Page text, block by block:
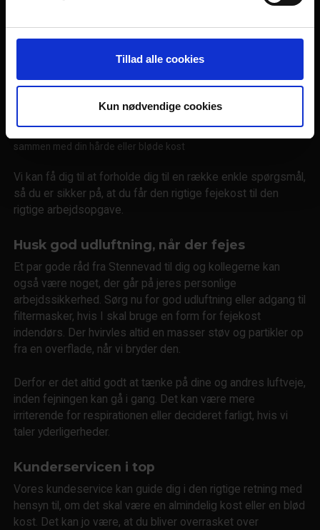
Tillad alle cookies
Kun nødvendige cookies
jeres ønsker om at få en god og holdbar kvalitet til den
rigtige pris hver eneste gang I skal handle fejekost
sammen med din hårde eller bløde kost
Vi kan få dig til at forholde dig til en række enkle spørgsmål,
så du er sikker på, at du får den rigtige fejekost til den
rigtige arbejdsopgave.
Husk god udluftning, når der fejes
Et par gode råd fra Stennevad til dig og kollegerne kan
også være noget, der går på jeres personlige
arbejdssikkerhed. Sørg nu for god udluftning eller adgang til
filtermasker, hvis I skal bruge en form for fejekost
indendørs. Der hvirvles altid en masser støv og partikler op
fra en overflade, når vi bryder den.
Derfor er det altid godt at tænke på dine og andres luftveje,
inden fejningen kan gå i gang. Det kan være mere
irriterende for respirationen eller decideret farligt, hvis vi
taler yderligerheder.
Kunderservicen i top
Vores kundeservice kan guide dig i den rigtige retning med
hensyn til, om det skal være en almindelig kost eller en blød
kost. Det kan jo være, at du bliver overrasket over